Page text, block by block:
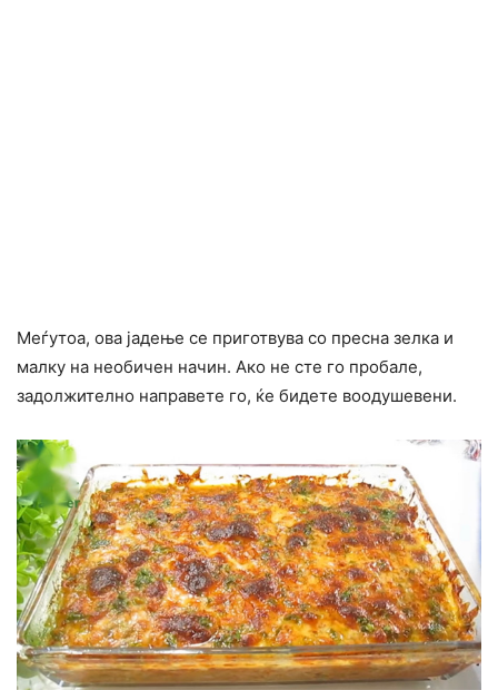
Меѓутоа, ова јадење се приготвува со пресна зелка и
малку на необичен начин. Ако не сте го пробале,
задолжително направете го, ќе бидете воодушевени.